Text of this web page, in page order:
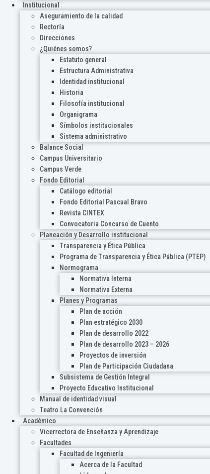
Institucional
Aseguramiento de la calidad
Rectoría
Direcciones
¿Quiénes somos?
Estatuto general
Estructura Administrativa
Identidad institucional
Historia
Filosofía institucional
Organigrama
Símbolos institucionales
Sistema administrativo
Balance Social
Campus Universitario
Campus Verde
Fondo Editorial
Catálogo editorial
Fondo Editorial Pascual Bravo
Revista CINTEX
Convocatoria Concurso de Cuento
Planeación y Desarrollo institucional
Transparencia y Ética Pública
Programa de Transparencia y Ética Pública (PTEP)
Normograma
Normativa Interna
Normativa Externa
Planes y Programas
Plan de acción
Plan estratégico 2030
Plan de desarrollo 2022
Plan de desarrollo 2023 – 2026
Proyectos de inversión
Plan de Participación Ciudadana
Subsistema de Gestión Integral
Proyecto Educativo Institucional
Manual de identidad visual
Teatro La Convención
Académico
Vicerrectora de Enseñanza y Aprendizaje
Facultades
Facultad de Ingeniería
Acerca de la Facultad